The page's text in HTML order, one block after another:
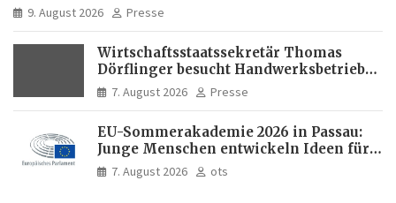
9. August 2026 Presse
Wirtschaftsstaatssekretär Thomas
Dörflinger besucht Handwerksbetrieb
im Kammerbezirk Freiburg
7. August 2026 Presse
EU-Sommerakademie 2026 in Passau:
Junge Menschen entwickeln Ideen für
Europas Zukunft
7. August 2026 ots